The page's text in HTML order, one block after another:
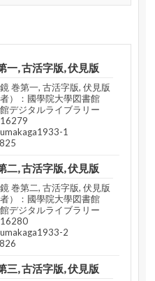
一, 古活字版, 伏見版
巻第一, 古活字版, 伏見版
）：國學院大學図書館
デジタルライブラリー
1
二, 古活字版, 伏見版
巻第二, 古活字版, 伏見版
）：國學院大學図書館
デジタルライブラリー
2
三, 古活字版, 伏見版